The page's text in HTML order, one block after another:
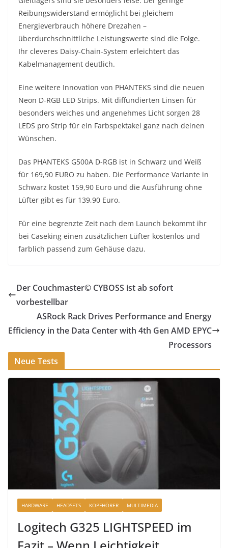
Reibungswiderstand ermöglicht bei gleichem
Energieverbrauch höhere Drezahen –
überdurchschnittliche Leistungswerte sind die Folge.
Ihr cleveres Daisy-Chain-System erleichtert das
Kabelmanagement deutlich.
Eine weitere Innovation von PHANTEKS sind die neuen
Neon D-RGB LED Strips. Mit diffundierten Linsen für
besonders weiches und angenehmes Licht sorgen 28
LEDS pro Strip für ein Farbspektakel ganz nach deinen
Wünschen.
Das PHANTEKS G500A D-RGB ist in Schwarz und Weiß
für 169,90 EURO zu haben. Die Performance Variante in
Schwarz kostet 159,90 Euro und die Ausführung ohne
Lüfter gibt es für 139,90 Euro.
Für eine begrenzte Zeit nach dem Launch bekommt ihr
bei Caseking einen zusätzlichen Lüfter kostenlos und
farblich passend zum Gehäuse dazu.
Der Couchmaster© CYBOSS ist ab sofort
vorbestellbar
ASRock Rack Drives Performance and Energy
Efficiency in the Data Center with 4th Gen AMD EPYC
Processors
Neue Tests
HARDWARE HEADSETS KOPFHÖRER MULTIMEDIA
Logitech G325 LIGHTSPEED im